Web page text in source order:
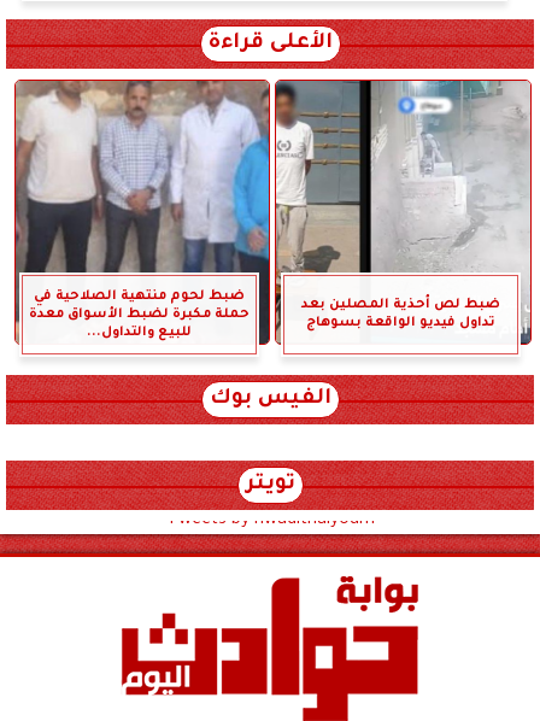
الأعلى قراءة
ضبط لص أحذية المصلين بعد
تداول فيديو الواقعة بسوهاج
ضبط لحوم منتهية الصلاحية في
حملة مكبرة لضبط الأسواق معدة
للبيع والتداول...
الفيس بوك
تويتر
Tweets by hwadithalyoum